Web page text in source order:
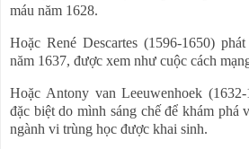
máu năm 1628.
Hoặc René Descartes (1596-1650)
năm 1637, được xem như cuộc cách
Hoặc Antony van Leeuwenhoek
đặc biệt do mình sáng chế để khám phá
ngành vi trùng học được khai sinh.